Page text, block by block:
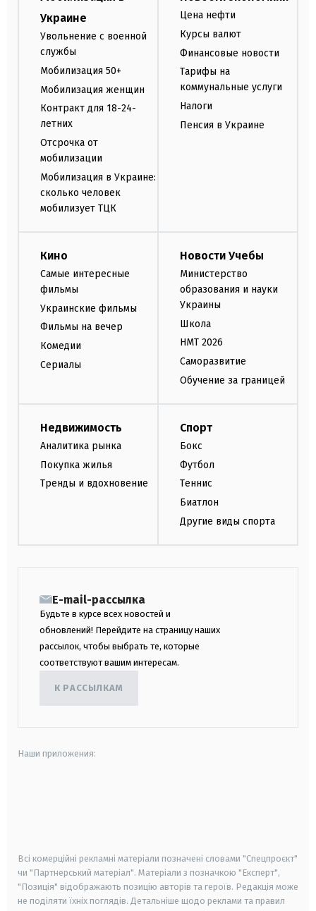
Украине
Увольнение с военной
службы
Мобилизация 50+
Мобилизация женщин
Контракт для 18-24-
летних
Отсрочка от
мобилизации
Мобилизация в Украине:
сколько человек
мобилизует ТЦК
Цена нефти
Курсы валют
Финансовые новости
Тарифы на
коммунальные услуги
Налоги
Пенсия в Украине
Кино
Самые интересные
фильмы
Украинские фильмы
Фильмы на вечер
Комедии
Сериалы
Новости Учебы
Министерство
образования и науки
Украины
Школа
НМТ 2026
Саморазвитие
Обучение за границей
Недвижимость
Аналитика рынка
Покупка жилья
Тренды и вдохновение
Спорт
Бокс
Футбол
Теннис
Биатлон
Другие виды спорта
E-mail-рассылка
Будьте в курсе всех новостей и
обновлений! Перейдите на страницу наших
рассылок, чтобы выбрать те, которые
соответствуют вашим интересам.
К РАССЫЛКАМ
Наши приложения:
Всі комерційні рекламні матеріали позначені словами "Спецпроєкт"
чи "Партнерський матеріал". Матеріали з позначкою "Експерт",
"Позиція" відображають позицію авторів та героїв. Редакція може
не поділяти їхніх поглядів. Детальніше щодо реклами та правил